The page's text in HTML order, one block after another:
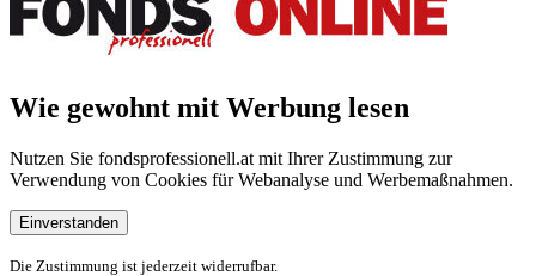
Wie gewohnt mit Werbung lesen
Nutzen Sie fondsprofessionell.at mit Ihrer Zustimmung zur
Verwendung von Cookies für Webanalyse und Werbemaßnahmen.
Einverstanden
Die Zustimmung ist jederzeit widerrufbar.